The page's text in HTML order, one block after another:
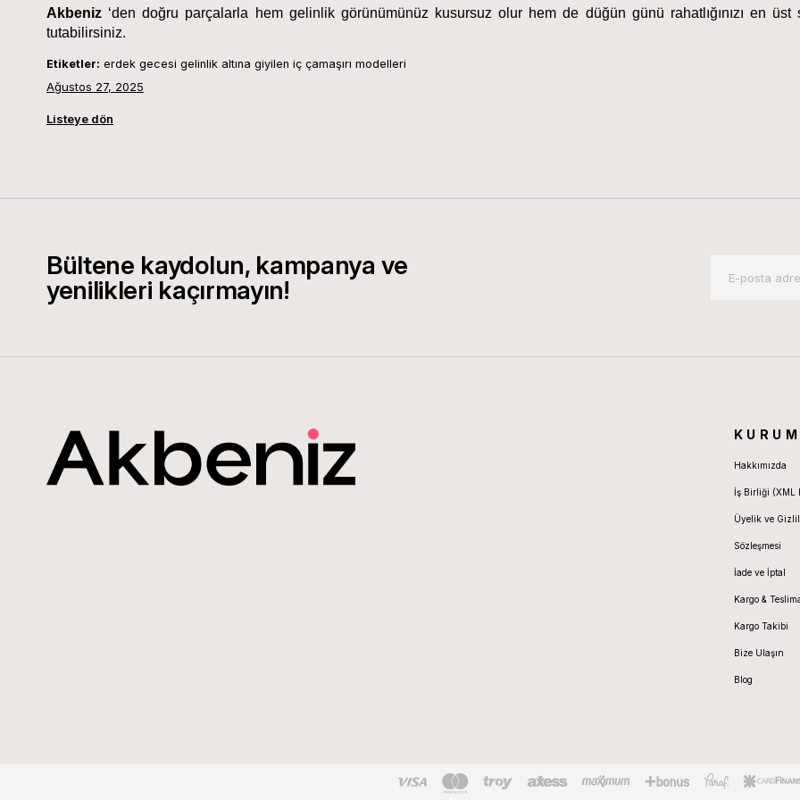
Akbeniz ‘den doğru parçalarla hem gelinlik görünümünüz kusursuz olur hem de düğün günü rahatlığınızı en üst
tutabilirsiniz.
Etiketler: erdek gecesi gelinlik altına giyilen iç çamaşırı modelleri
Ağustos 27, 2025
Listeye dön
Bültene kaydolun, kampanya ve
yenilikleri kaçırmayın!
Hakkımızda
İş Birliği (XML
Üyelik ve
Sözleşmesi
İade ve İptal
Kargo &
Kargo Takibi
Bize Ulaşın
Blog